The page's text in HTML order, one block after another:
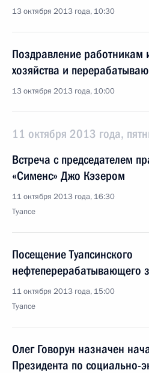
13 октября 2013 года, 10:30
Поздравление работникам
хозяйства и
13 октября 2013 года, 10:00
11 октября 2013 года,
Встреча с председателем
«Сименс» Джо Кэзером
11 октября 2013 года, 16:30
Туапсе
Посещение Туапсинского
нефтеперерабатывающего
11 октября 2013 года, 15:00
Туапсе
Олег Говорун назначен
Президента по социально-